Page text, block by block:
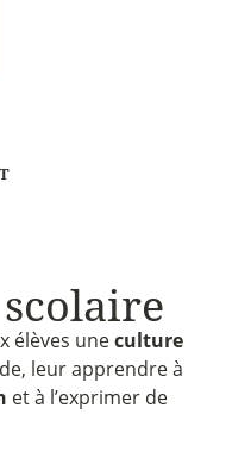
scolaire
élèves uneculture
leur apprendre à
et à l’exprimer de